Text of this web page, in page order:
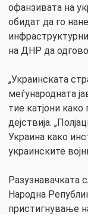
офанзивата на
обидат да го
на ДНР да
„Украинската
меѓународната
тие катјони
дејствија.
Украина како
украинските
Разузнавачката
Народна
пристигнување